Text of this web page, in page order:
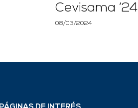
Cevisama ’24
08/03/2024